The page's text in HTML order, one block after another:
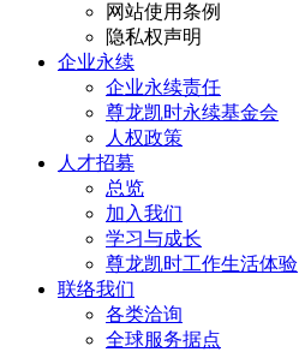
网站使用条例
隐私权声明
企业永续
企业永续责任
尊龙凯时永续基金会
人权政策
人才招募
总览
加入我们
学习与成长
尊龙凯时工作生活体验
联络我们
各类洽询
全球服务据点